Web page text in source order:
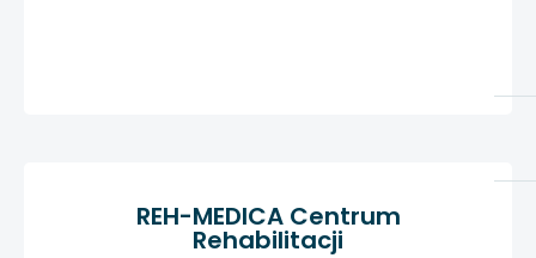
REH-MEDICA Centrum
Rehabilitacji